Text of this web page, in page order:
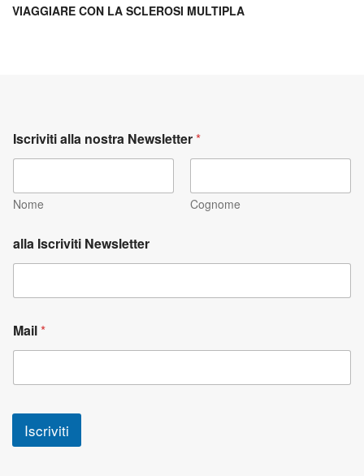
VIAGGIARE CON LA SCLEROSI MULTIPLA
Iscriviti alla nostra Newsletter*
Nome Cognome
alla Iscriviti Newsletter
Mail*
Iscriviti